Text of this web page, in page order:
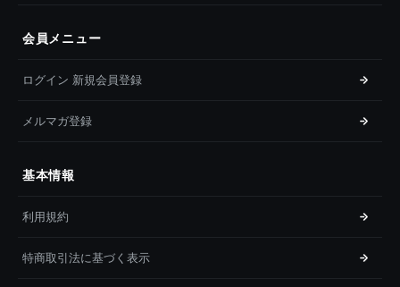
会員メニュー
ログイン 新規会員登録
メルマガ登録
基本情報
利用規約
特商取引法に基づく表示